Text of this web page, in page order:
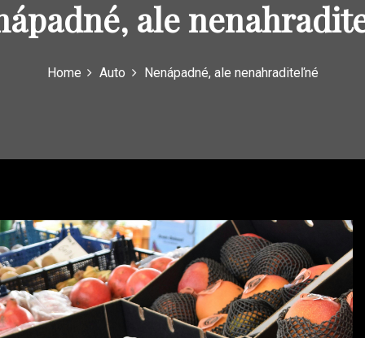
ale
Home Auto Nenápadné, ale nenahraditeľné